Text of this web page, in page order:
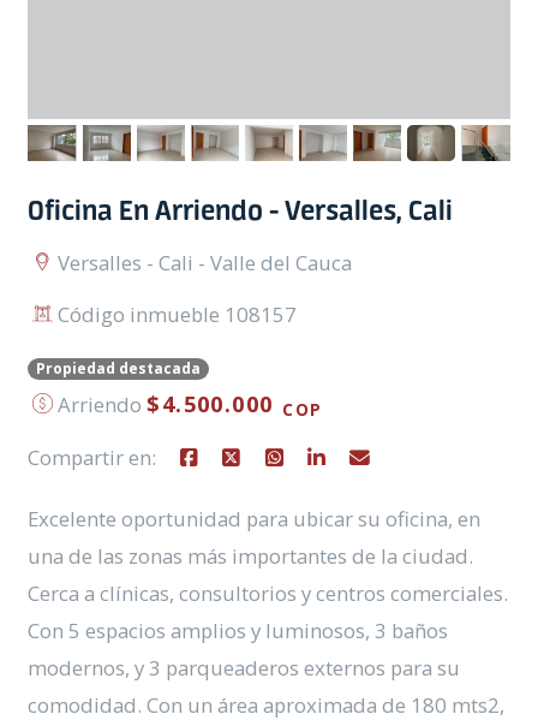
Oficina En Arriendo - Versalles, Cali
Versalles - Cali - Valle del Cauca
Código inmueble 108157
Propiedad destacada
Arriendo$4.500.000 COP
Compartir en:
Excelente oportunidad para ubicar su oficina, en
una de las zonas más importantes de la ciudad.
Cerca a clínicas, consultorios y centros comerciales.
Con 5 espacios amplios y luminosos, 3 baños
modernos, y 3 parqueaderos externos para su
comodidad. Con un área aproximada de 180 mts2,